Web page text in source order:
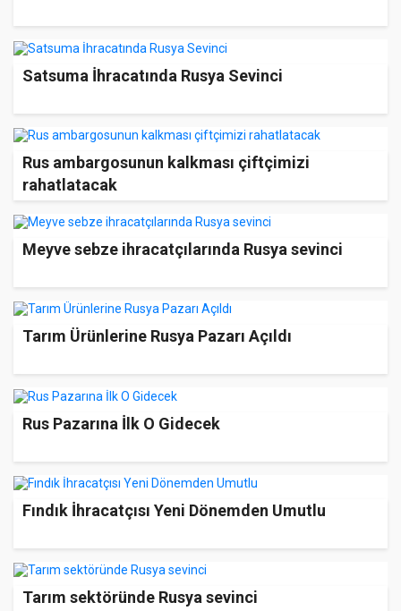
Satsuma İhracatında Rusya Sevinci
Rus ambargosunun kalkması çiftçimizi
rahatlatacak
Meyve sebze ihracatçılarında Rusya sevinci
Tarım Ürünlerine Rusya Pazarı Açıldı
Rus Pazarına İlk O Gidecek
Fındık İhracatçısı Yeni Dönemden Umutlu
Tarım sektöründe Rusya sevinci